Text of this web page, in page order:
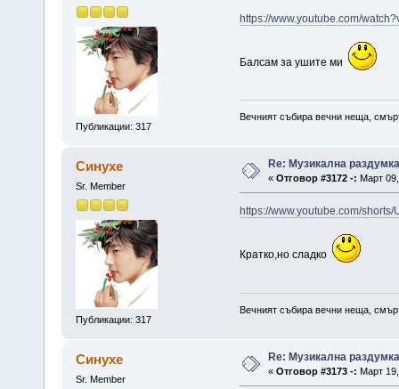
Публикации: 317
https://www.youtube.com/
Балсам за ушите ми
Вечният събира вечни неща,
Синухе
Sr. Member
Публикации: 317
Re: Музикална раздумка
« Отговор #3172 -: Март
https://www.youtube.com/shorts/
Кратко,но сладко
Вечният събира вечни неща,
Синухе
Sr. Member
Re: Музикална раздумка
« Отговор #3173 -: Март